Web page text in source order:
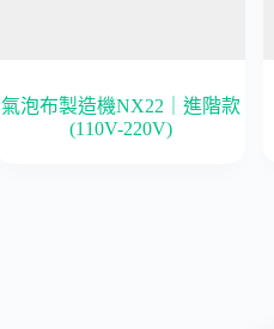
氣泡布製造機NX22｜進階款
(110V-220V)